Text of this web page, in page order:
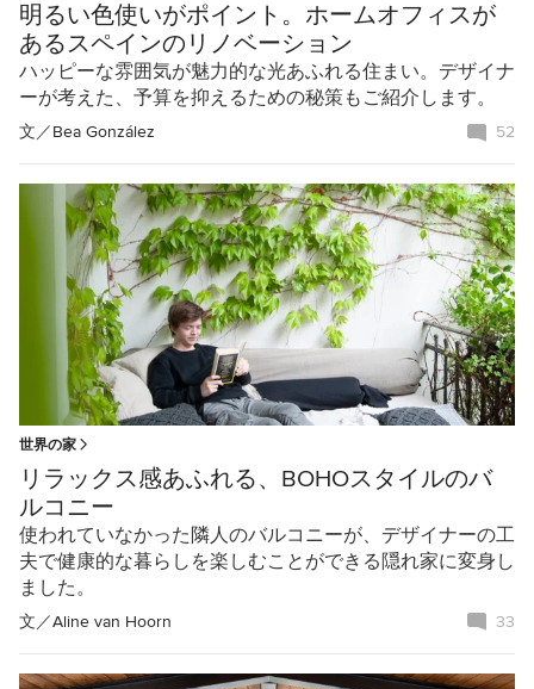
明るい色使いがポイント。ホームオフィスが
あるスペインのリノベーション
ハッピーな雰囲気が魅力的な光あふれる住まい。デザイナ
ーが考えた、予算を抑えるための秘策もご紹介します。
文／Bea González 52
世界の家
リラックス感あふれる、BOHOスタイルのバ
ルコニー
使われていなかった隣人のバルコニーが、デザイナーの工
夫で健康的な暮らしを楽しむことができる隠れ家に変身し
ました。
文／Aline van Hoorn 33